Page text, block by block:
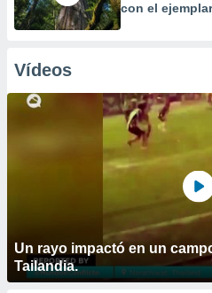
con el
Vídeos
Un rayo impactó en un
Tailandia.